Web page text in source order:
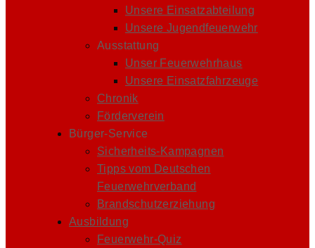
Unsere Einsatzabteilung
Unsere Jugendfeuerwehr
Ausstattung
Unser Feuerwehrhaus
Unsere Einsatzfahrzeuge
Chronik
Förderverein
Bürger-Service
Sicherheits-Kampagnen
Tipps vom Deutschen
Feuerwehrverband
Brandschutzerziehung
Ausbildung
Feuerwehr-Quiz